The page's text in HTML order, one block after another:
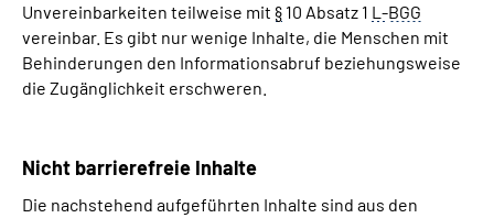
Unvereinbarkeiten teilweise mit § 10 Absatz 1 L-BGG
vereinbar. Es gibt nur wenige Inhalte, die Menschen mit
Behinderungen den Informationsabruf beziehungsweise
die Zugänglichkeit erschweren.
Nicht barrierefreie Inhalte
Die nachstehend aufgeführten Inhalte sind aus den